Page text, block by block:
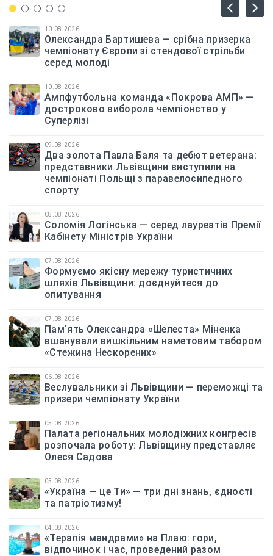
10.08.2026
Олександра Бартишева — срібна призерка
чемпіонату Європи зі стендової стрільби
серед молоді
10.08.2026
Ампфутбольна команда «Покрова АМП» —
достроково виборола чемпіонство у
Суперлізі
09.08.2026
Два золота Павла Баля та дебют ветерана:
представники Львівщини виступили на
чемпіонаті Польщі з паравелосипедного
спорту
08.08.2026
Соломія Логінська — серед лауреатів Премії
Кабінету Міністрів України
07.08.2026
Формуємо якісну мережу туристичних
шляхів Львівщини: доєднуйтеся до
опитування
07.08.2026
Памʼять Олександра «Шелеста» Міненка
вшанували вишкільним наметовим табором
«Стежина Нескорених»
06.08.2026
Веслувальники зі Львівщини — переможці та
призери чемпіонату України
05.08.2026
Палата регіональних молодіжних конгресів
розпочала роботу: Львівщину представляє
Олеся Садова
05.08.2026
«Україна — це Ти» — три дні знань, єдності
та патріотизму!
04.08.2026
«Терапія мандрами» на Плаю: гори,
відпочинок і час, проведений разом